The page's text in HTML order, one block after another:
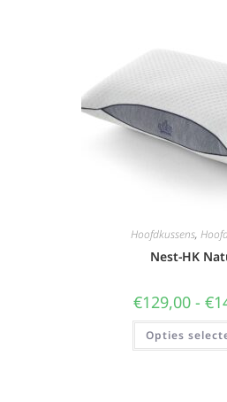
Hoofdkussens,
Nest-HK
€129,00 - €
Opties